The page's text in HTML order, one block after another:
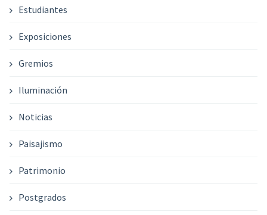
Estudiantes
Exposiciones
Gremios
Iluminación
Noticias
Paisajismo
Patrimonio
Postgrados